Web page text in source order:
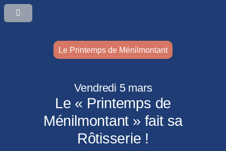
Le Printemps de Ménilmontant
Vendredi 5 mars
Le « Printemps de
Ménilmontant » fait sa
Rôtisserie !